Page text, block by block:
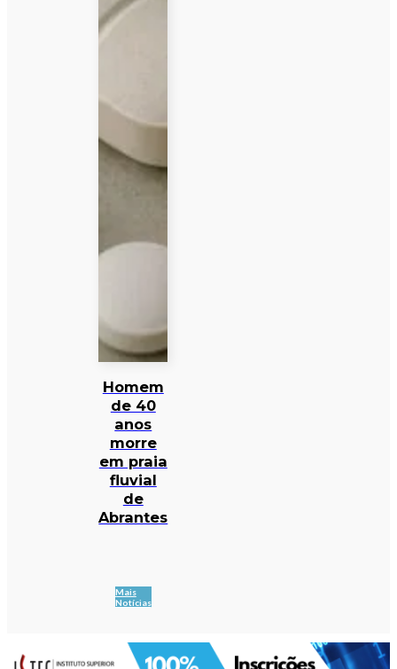
Homem
de 40
anos
morre
em praia
fluvial
de
Abrantes
Mais
Notícias